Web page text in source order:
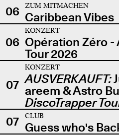
06
ZUM MITMACHEN
Caribbean Vibes
06
KONZERT
Opération Zéro -
Tour 2026
07
KONZERT
AUSVERKAUFT:
areem & Astro
DiscoTrapper
07
CLUB
Guess who's